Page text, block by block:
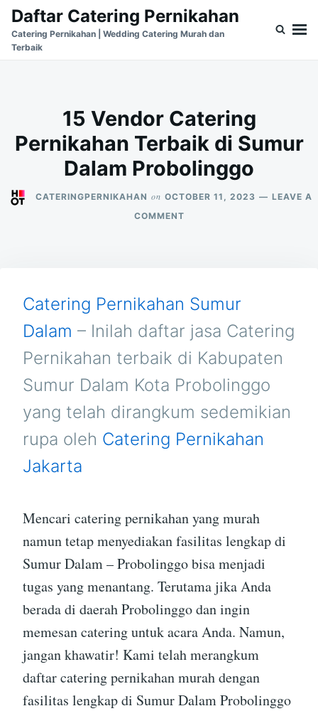
Skip
content
Search
for:
Daftar Catering Pernikahan
Catering Pernikahan | Wedding Catering Murah dan
Terbaik
15 Vendor Catering
Pernikahan Terbaik di Sumur
Dalam Probolinggo
CATERINGPERNIKAHAN on OCTOBER 11, 2023
LEAVE A
COMMENTON
DI
SUMUR
DALAM
PROBOLINGGO
Catering Pernikahan Sumur
Dalam – Inilah daftar jasa Catering
Pernikahan terbaik di Kabupaten
Sumur Dalam Kota Probolinggo
yang telah dirangkum sedemikian
rupa oleh Catering Pernikahan
Jakarta
Mencari catering pernikahan yang murah
namun tetap menyediakan fasilitas lengkap di
Sumur Dalam – Probolinggo bisa menjadi
tugas yang menantang. Terutama jika Anda
berada di daerah Probolinggo dan ingin
memesan catering untuk acara Anda. Namun,
jangan khawatir! Kami telah merangkum
daftar catering pernikahan murah dengan
fasilitas lengkap di Sumur Dalam Probolinggo